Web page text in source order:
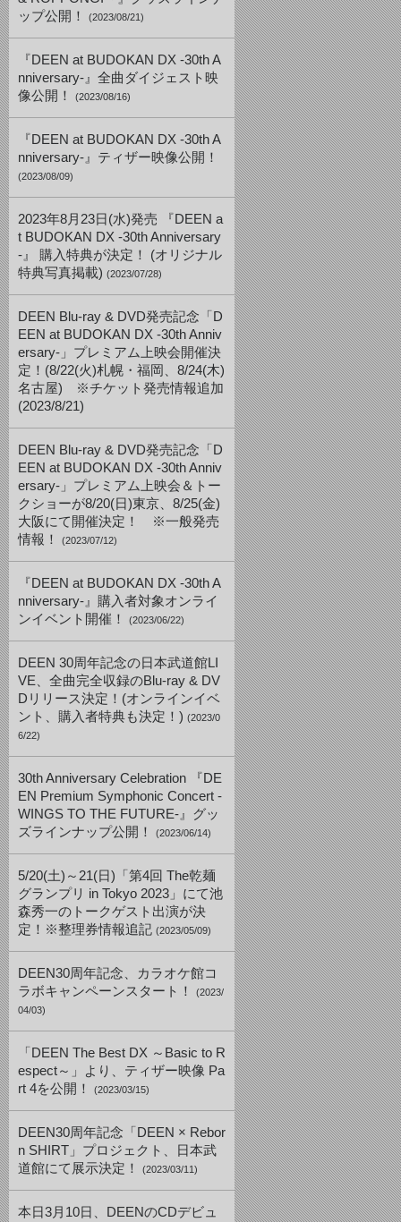
ップ公開！
(2023/08/21)
『DEEN at BUDOKAN DX -30th A
nniversary-』全曲ダイジェスト映
像公開！
(2023/08/16)
『DEEN at BUDOKAN DX -30th A
nniversary-』ティザー映像公開！
(2023/08/09)
2023年8月23日(水)発売 『DEEN a
t BUDOKAN DX -30th Anniversary
-』 購入特典が決定！ (オリジナル
特典写真掲載) (2023/07/28)
DEEN Blu-ray & DVD発売記念「D
EEN at BUDOKAN DX -30th Anniv
ersary-」プレミアム上映会開催決
定！(8/22(火)札幌・福岡、8/24(木)
名古屋) ※チケット発売情報追加
(2023/8/21)
DEEN Blu-ray & DVD発売記念「D
EEN at BUDOKAN DX -30th Anniv
ersary-」プレミアム上映会＆トー
クショーが8/20(日)東京、8/25(金)
大阪にて開催決定！ ※一般発売
情報！
(2023/07/12)
『DEEN at BUDOKAN DX -30th A
nniversary-』購入者対象オンライ
ンイベント開催！
(2023/06/22)
DEEN 30周年記念の日本武道館LI
VE、全曲完全収録のBlu-ray & DV
Dリリース決定！(オンラインイベ
ント、購入者特典も決定！) (2023/0
6/22)
30th Anniversary Celebration 『DE
EN Premium Symphonic Concert -
WINGS TO THE FUTURE-』グッ
ズラインナップ公開！
(2023/06/14)
5/20(土)～21(日)「第4回 The乾麺
グランプリ in Tokyo 2023」にて池
森秀一のトークゲスト出演が決
定！※整理券情報追記 (2023/05/09)
DEEN30周年記念、カラオケ館コ
ラボキャンペーンスタート！
(2023/
04/03)
「DEEN The Best DX ～Basic to R
espect～」より、ティザー映像 Pa
rt 4を公開！
(2023/03/15)
DEEN30周年記念「DEEN × Rebor
n SHIRT」プロジェクト、日本武
道館にて展示決定！
(2023/03/11)
本日3月10日、DEENのCDデビュ